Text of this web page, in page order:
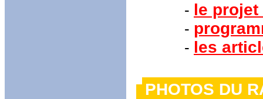
- le projet
-
- les
PHOTOS